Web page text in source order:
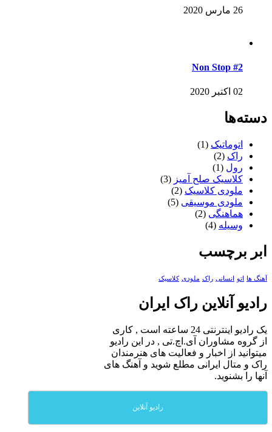
26 مارس 2020
Non Stop #2
02 اکتبر 2020
دسته‌ها
اتوماتیک (1)
راک (2)
رول (1)
کلاسیک صلح آمیز (3)
ملودی کلاسیک (2)
ملودی موسیقی (5)
هماهنگی (2)
وسیله (4)
ابر برچسب
آهنگ ها اتو انسانی راک ملودی کلاسیک
رادیو آنلاین راک ایران
یک رادیو اینترنتی 24 ساعته است , کاری
از گروه مشاوران آی.اچ.تی , در این رادیو
میتوانید از اخبار و فعالیت های هنرمندان
راک و متال ایرانی مطلع شوید و آهنگ های
آنها را بشنوید.
رادیو آنلاین